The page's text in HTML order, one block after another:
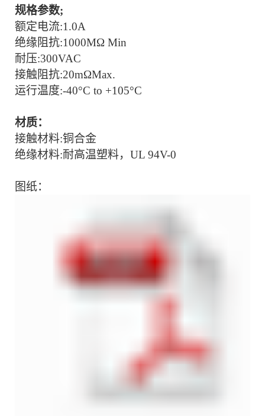
规格参数;
额定电流:1.0A
绝缘阻抗:1000MΩ Min
耐压:300VAC
接触阻抗:20mΩMax.
运行温度:-40°C to +105°C
材质：
接触材料:铜合金
绝缘材料:耐高温塑料，UL 94V-0
图纸：